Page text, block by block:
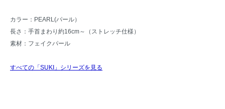
カラー：PEARL(パール）
長さ：手首まわり約16cm～（ストレッチ仕様）
素材：フェイクパール
すべての「SUKI」シリーズを見る